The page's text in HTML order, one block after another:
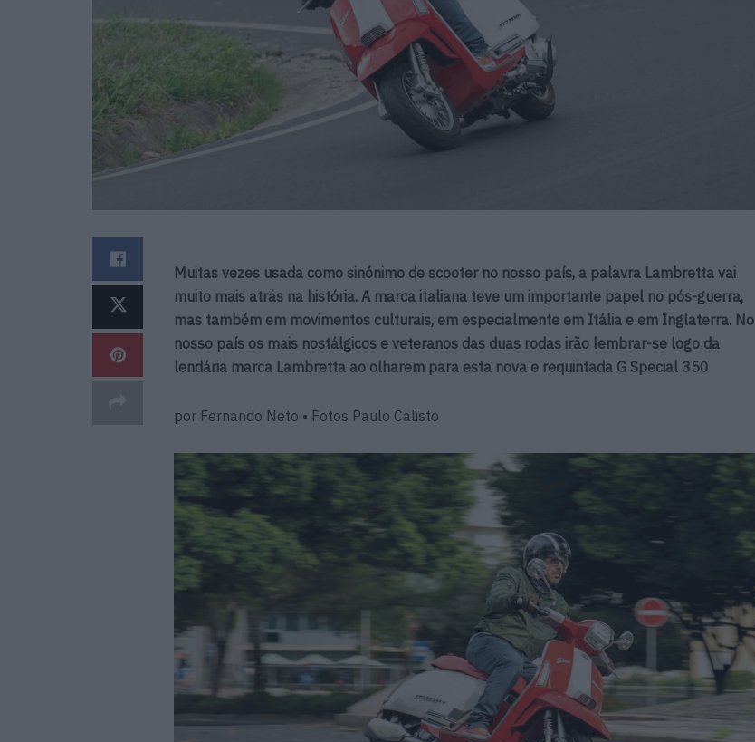
Muitas vezes usada como sinónimo de scooter no nosso país, a palavra Lambretta vai
muito mais atrás na história. A marca italiana teve um importante papel no pós-guerra,
mas também em movimentos culturais, em especialmente em Itália e em Inglaterra. No
nosso país os mais nostálgicos e veteranos das duas rodas irão lembrar-se logo da
lendária marca Lambretta ao olharem para esta nova e requintada G Special 350
por Fernando Neto • Fotos Paulo Calisto